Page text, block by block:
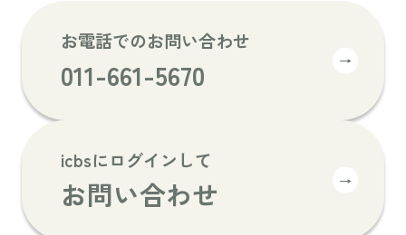
お電話でのお問い合わせ
011-661-5670 →
icbsにログインして
お問い合わせ →